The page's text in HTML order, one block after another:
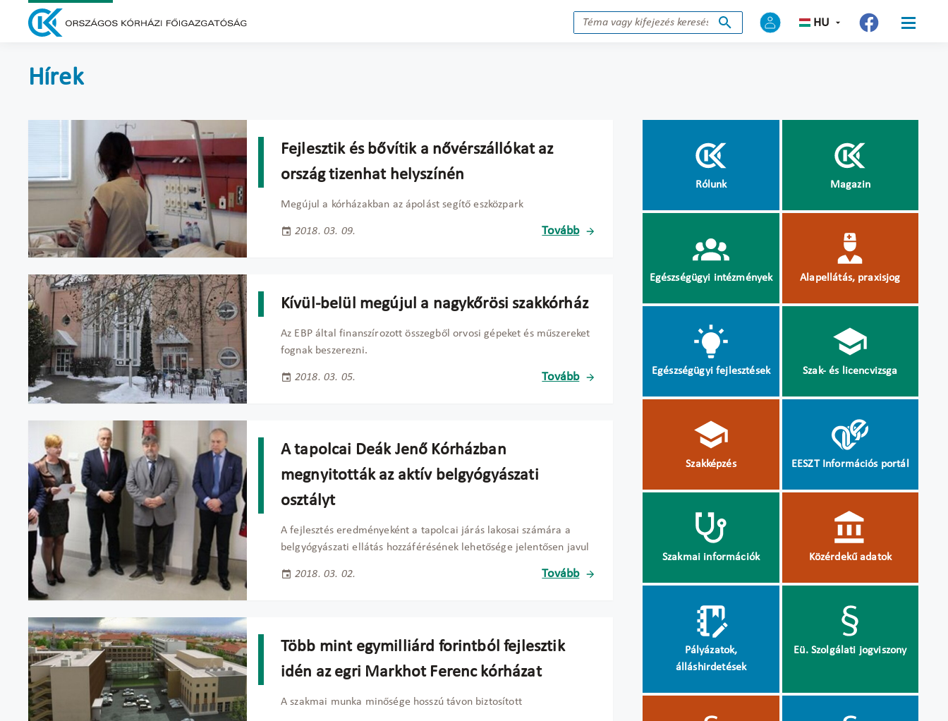
HU
Hírek
Fejlesztik és bővítik a nővérszállókat az
ország tizenhat helyszínén
Megújul a kórházakban az ápolást segítő eszközpark
2018. 03. 09. Tovább
Kívül-belül megújul a nagykőrösi szakkórház
Az EBP által finanszírozott összegből orvosi gépeket és műszereket
fognak beszerezni.
2018. 03. 05. Tovább
A tapolcai Deák Jenő Kórházban
megnyitották az aktív belgyógyászati
osztályt
A fejlesztés eredményeként a tapolcai járás lakosai számára a
belgyógyászati ellátás hozzáférésének lehetősége jelentősen javul
2018. 03. 02. Tovább
Több mint egymilliárd forintból fejlesztik
idén az egri Markhot Ferenc kórházat
A szakmai munka minősége hosszú távon biztosított
Rólunk Magazin
Egészségügyi intézmények Alapellátás, praxisjog
Egészségügyi fejlesztések Szak- és licencvizsga
Szakképzés EESZT Információs portál
Szakmai információk Közérdekű adatok
Pályázatok,
álláshirdetések
Eü. Szolgálati jogviszony